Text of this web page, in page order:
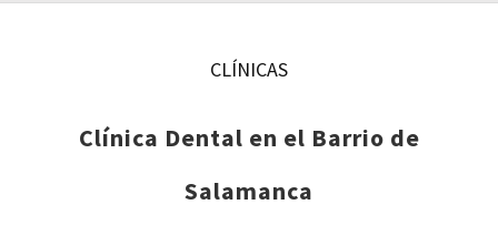
CLÍNICAS
Clínica Dental en el Barrio de
Salamanca